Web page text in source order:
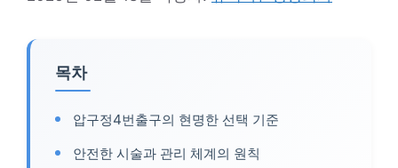
목차
압구정4번출구의 현명한 선택 기준
안전한 시술과 관리 체계의 원칙